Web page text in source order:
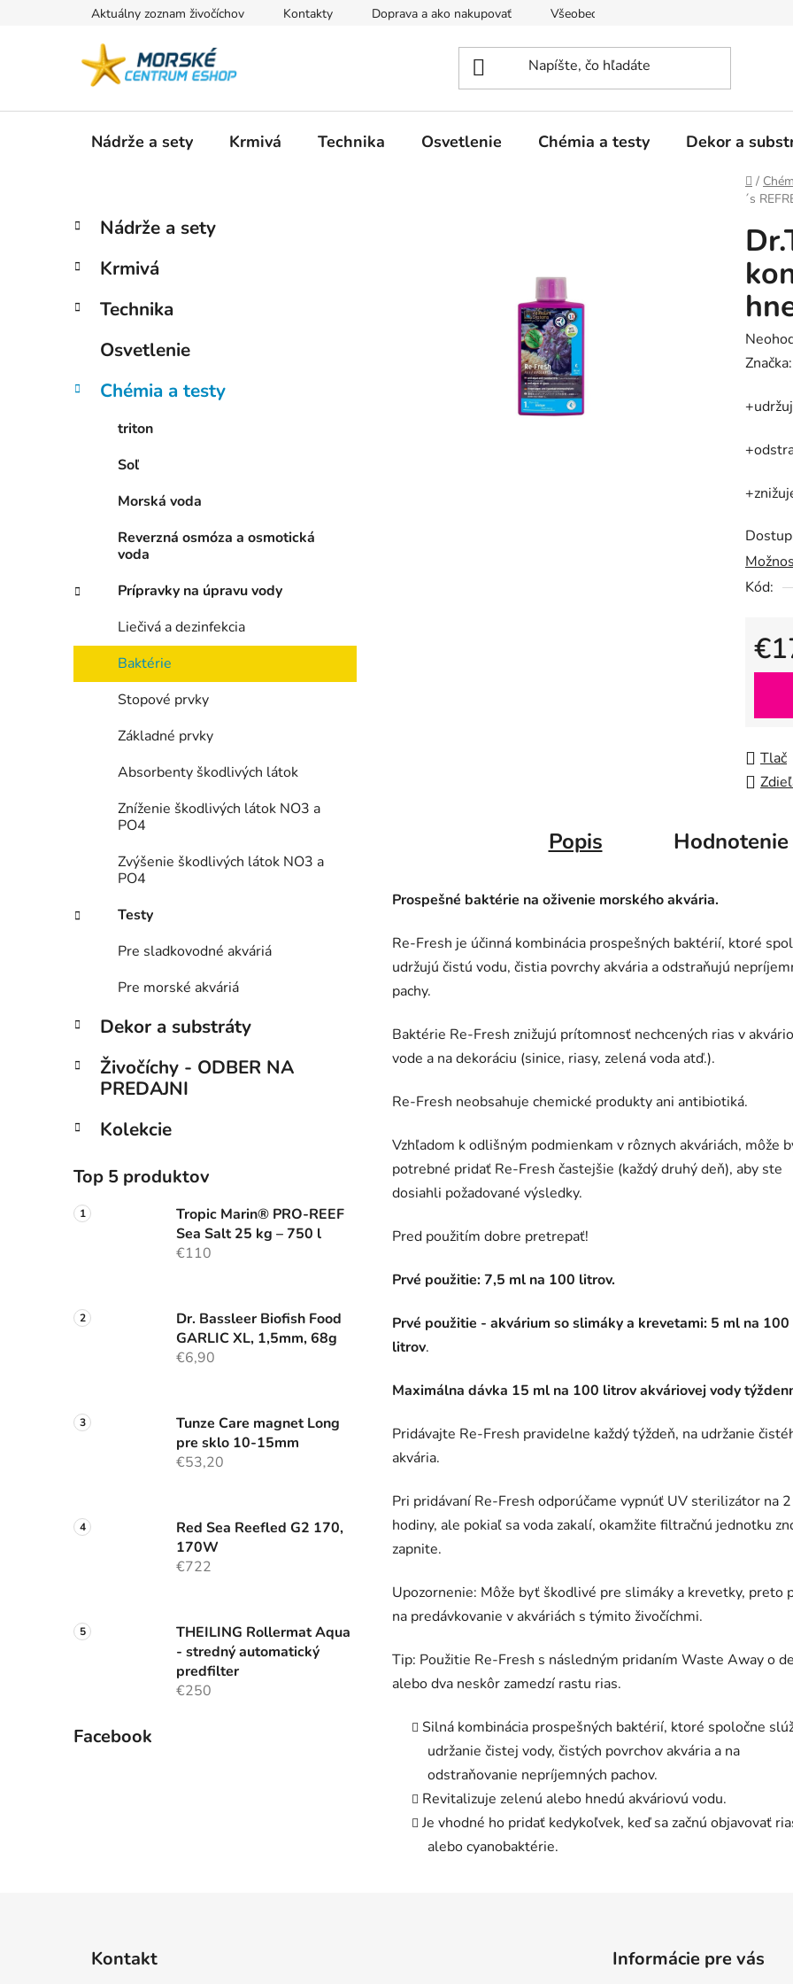
Aktuálny zoznam živočíchov Kontakty Doprava a ako nakupovať Všeobecné obchodné podmienky a dodacie
Nádrže a sety Krmivá Technika Osvetlenie Chémia a testy Dekor a
Domov
/
´s
B
č
ý
n
e
Preskočiť
kategórie
K
a
e
ó
Nádrže a sety
Krmivá
Technika
Osvetlenie
Chémia a testy
triton
Soľ
Morská voda
Reverzná osmóza a osmotická
voda
Prípravky na úpravu vody
Liečivá a dezinfekcia
Baktérie
Stopové prvky
Základné prvky
Absorbenty škodlivých látok
Zníženie škodlivých látok NO3 a
PO4
Zvýšenie škodlivých látok NO3 a
PO4
Testy
Pre sladkovodné akváriá
Pre morské akváriá
Dekor a substráty
Živočíchy - ODBER NA
PREDAJNI
Kolekcie
Top 5 produktov
Tropic Marin® PRO-REEF
Sea Salt 25 kg – 750 l
€110
Dr. Bassleer Biofish Food
GARLIC XL, 1,5mm, 68g
€6,90
Tunze Care magnet Long
pre sklo 10-15mm
€53,20
Red Sea Reefled G2 170,
170W
€722
THEILING Rollermat Aqua
- stredný automatický
predfilter
€250
Facebook
je
z
Značka:
Kód:
Tlač
Popis Hodnotenie
Prospešné baktérie na oživenie morského akvária.
Re-Fresh je účinná kombinácia prospešných baktérií, ktoré
udržujú čistú vodu, čistia povrchy akvária a odstraňujú
pachy.
Baktérie Re-Fresh znižujú prítomnosť nechcených rias v
vode a na dekoráciu (sinice, riasy, zelená voda atď.).
Re-Fresh neobsahuje chemické produkty ani antibiotiká.
Vzhľadom k odlišným podmienkam v rôznych akváriách, môže
potrebné pridať Re-Fresh častejšie (každý druhý deň), aby ste
dosiahli požadované výsledky.
Pred použitím dobre pretrepať!
Prvé použitie: 7,5 ml na 100 litrov.
Prvé použitie - akvárium so slimáky a krevetami: 5 ml na 100
litrov.
Maximálna dávka 15 ml na 100 litrov akváriovej vody
Pridávajte Re-Fresh pravidelne každý týždeň, na udržanie
akvária.
Pri pridávaní Re-Fresh odporúčame vypnúť UV sterilizátor na 2
hodiny, ale pokiaľ sa voda zakalí, okamžite filtračnú jednotku
zapnite.
Upozornenie: Môže byť škodlivé pre slimáky a krevetky, preto
na predávkovanie v akváriách s týmito živočíchmi.
Tip: Použitie Re-Fresh s následným pridaním Waste Away o
alebo dva neskôr zamedzí rastu rias.
Silná kombinácia prospešných baktérií, ktoré spoločne
udržanie čistej vody, čistých povrchov akvária a na
odstraňovanie nepríjemných pachov.
Revitalizuje zelenú alebo hnedú akváriovú vodu.
Je vhodné ho pridať kedykoľvek, keď sa začnú objavovať
alebo cyanobaktérie.
Kontakt Informácie pre vás